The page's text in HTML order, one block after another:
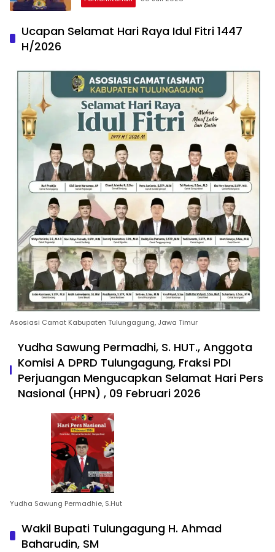
Ucapan Selamat Hari Raya Idul Fitri 1447
H/2026
Asosiasi Camat Kabupaten Tulungagung, Jawa Timur
Yudha Sawung Permadhi, S. HUT., Anggota
Komisi A DPRD Tulungagung, Fraksi PDI
Perjuangan Mengucapkan Selamat Hari Pers
Nasional (HPN) , 09 Februari 2026
Yudha Sawung Permadhie, S.Hut
Wakil Bupati Tulungagung H. Ahmad
Baharudin, SM